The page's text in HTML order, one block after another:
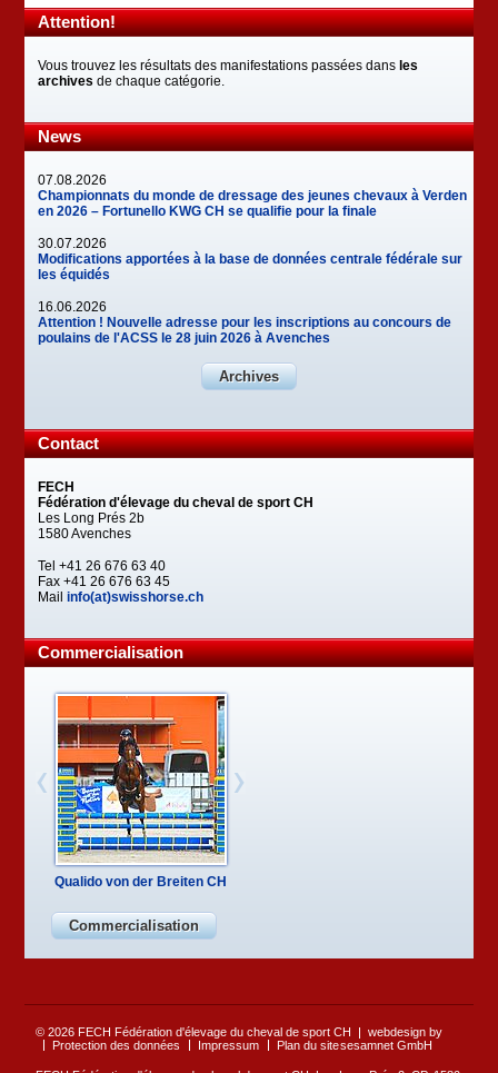
Attention!
Vous trouvez les résultats des manifestations passées dans les
archives de chaque catégorie.
News
07.08.2026
Championnats du monde de dressage des jeunes chevaux à Verden
en 2026 – Fortunello KWG CH se qualifie pour la finale
30.07.2026
Modifications apportées à la base de données centrale fédérale sur
les équidés
16.06.2026
Attention ! Nouvelle adresse pour les inscriptions au concours de
poulains de l'ACSS le 28 juin 2026 à Avenches
Archives
Contact
FECH
Fédération d'élevage du cheval de sport CH
Les Long Prés 2b
1580 Avenches
Tel +41 26 676 63 40
Fax +41 26 676 63 45
Mailinfo(at)swisshorse.ch
Commercialisation
Qualido von der Breiten CH
Commercialisation
© 2026 FECH Fédération d'élevage du cheval de sport CH
Protection des données
Impressum Plan du site
webdesign by
sesamnet GmbH